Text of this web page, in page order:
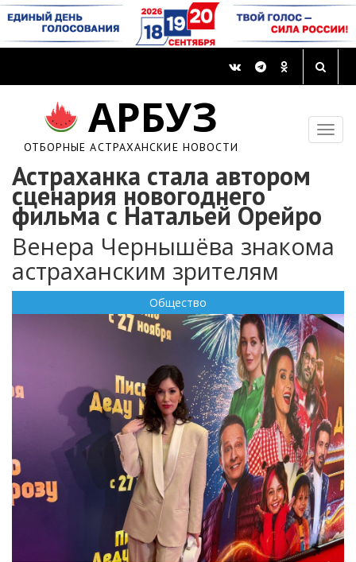
АРБУЗ
ОТБОРНЫЕ АСТРАХАНСКИЕ НОВОСТИ
Астраханка стала автором
сценария новогоднего
фильма с Натальей Орейро
Венера Чернышёва знакома
астраханским зрителям
Общество